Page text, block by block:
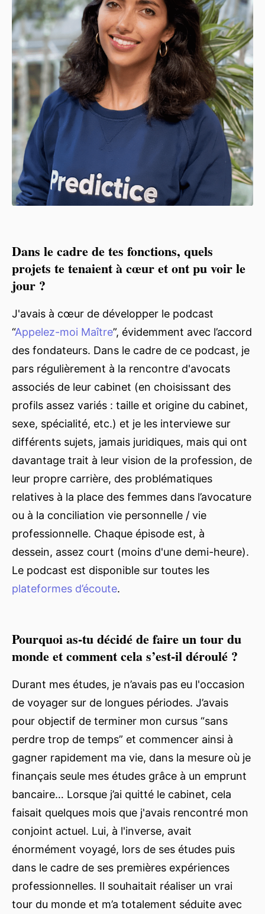
Dans le cadre de tes fonctions, quels
projets te tenaient à cœur et ont pu voir le
jour ?
J'avais à cœur de développer le podcast
“Appelez-moi Maître”, évidemment avec l’accord
des fondateurs. Dans le cadre de ce podcast, je
pars régulièrement à la rencontre d'avocats
associés de leur cabinet (en choisissant des
profils assez variés : taille et origine du cabinet,
sexe, spécialité, etc.) et je les interviewe sur
différents sujets, jamais juridiques, mais qui ont
davantage trait à leur vision de la profession, de
leur propre carrière, des problématiques
relatives à la place des femmes dans l’avocature
ou à la conciliation vie personnelle / vie
professionnelle. Chaque épisode est, à
dessein, assez court (moins d'une demi-heure).
Le podcast est disponible sur toutes les
plateformes d’écoute.
Pourquoi as-tu décidé de faire un tour du
monde et comment cela s’est-il déroulé ?
Durant mes études, je n’avais pas eu l'occasion
de voyager sur de longues périodes. J’avais
pour objectif de terminer mon cursus “sans
perdre trop de temps” et commencer ainsi à
gagner rapidement ma vie, dans la mesure où je
finançais seule mes études grâce à un emprunt
bancaire… Lorsque j’ai quitté le cabinet, cela
faisait quelques mois que j'avais rencontré mon
conjoint actuel. Lui, à l'inverse, avait
énormément voyagé, lors de ses études puis
dans le cadre de ses premières expériences
professionnelles. Il souhaitait réaliser un vrai
tour du monde et m’a totalement séduite avec